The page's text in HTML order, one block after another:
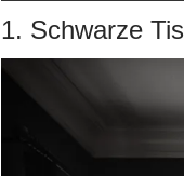
1. Schwarze